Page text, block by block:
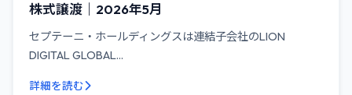
株式譲渡｜2026年5月
セプテーニ・ホールディングスは連結子会社のLION
DIGITAL GLOBAL...
詳細を読む